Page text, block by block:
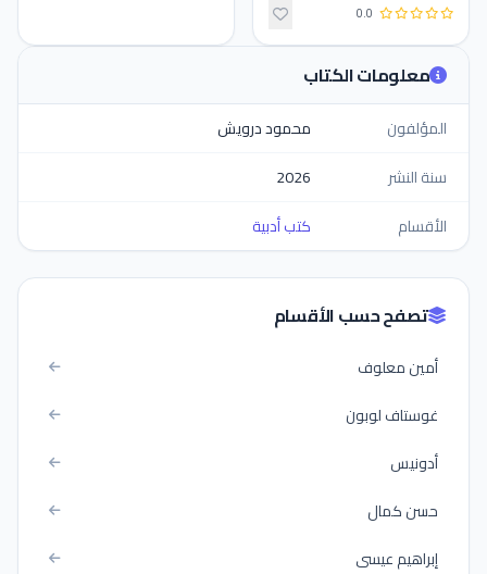
0.0
معلومات الكتاب
المؤلفون
محمود درويش
سنة النشر
2026
الأقسام
كتب أدبية
تصفح حسب الأقسام
أمين معلوف
غوستاف لوبون
أدونيس
حسن كمال
إبراهيم عيسى